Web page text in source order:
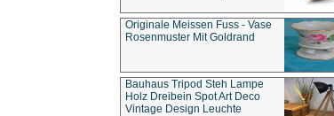
Originale Meissen Fuss - Vase
Rosenmuster Mit Goldrand
Bauhaus Tripod Steh Lampe
Holz Dreibein Spot Art Deco
Vintage Design Leuchte